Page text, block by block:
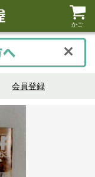
かご
会員登録